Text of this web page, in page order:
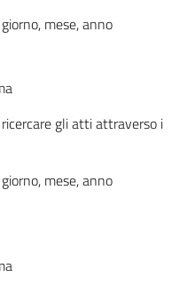
mese, anno
gli atti attraverso i
mese, anno